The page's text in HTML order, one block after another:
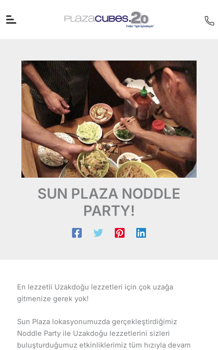
atla
SUN PLAZA NODDLE
PARTY!
En lezzetli Uzakdoğu lezzetleri için çok uzağa
gitmenize gerek yok!
Sun Plaza lokasyonumuzda gerçekleştirdiğimiz
Noddle Party ile Uzakdoğu lezzetlerini sizleri
buluşturduğumuz etkinliklerimiz tüm hızıyla devam